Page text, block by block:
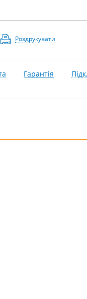
Роздрукувати
Гарантія